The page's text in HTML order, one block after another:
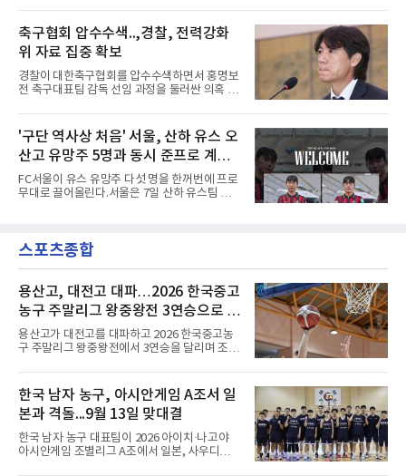
선발로 곧장 투입돼 90분을 소화하며 팀의 3-0
완승에 힘을 보탰다.기록도
리에 힘을 보탰다.김민재는 7일(현지시간) 홍콩
카이탁 스포츠파크에서 열린 애스턴 빌라(잉글
랜드)와의 친선경기에서 전반 37분 0의 균형을
깨는 골을 넣었다. 톰 비쇼프가 왼쪽 측면에서 올
린 프리킥에 묘하게 머리를 갖다 대 방향을 바꾸
며 골 그물을 흔들었다.흐름은 좋았다. 제주전에
서 주장 완장을 차고 30여 분을 소화했던 그는
로키로 교체됐다.분데스리가 최다 우승팀(35회)
뮌헨은 프리시즌 아시아
축구협회 압수수색..,경찰, 전력강화
위 자료 집중 확보
경찰이 대한축구협회를 압수수색하면서 홍명보
전 축구대표팀 감독 선임 과정을 둘러싼 의혹 규
비판이 홍 전 감독에게 집중됐지만 경찰의 시선
은 다른 곳을 향한다. 성적 부진과 별개로 선임
과정에 부당함이 있었는지가 수사의 본류다.7일
연합뉴스 취재를 종합하면 서울경찰청 광역수사
단 금융범죄수사대는 전날 축구협회 사무실 등
을 압수수색해 감독 선임 관련 자료를 다수 확보
했다. 특히 감독 후보를 검토해 이사회에 추천하
독을 1순위 후보로 정하고 검증한 과정, 이사회
의 최종 승인 경위를 살
'구단 역사상 처음' 서울, 산하 유스 오
산고 유망주 5명과 동시 준프로 계
약...ACL2 겨냥
FC서울이 유스 유망주 다섯 명을 한꺼번에 프로
무대로 끌어올린다.서울은 7일 산하 유스팀 서
현·정현웅과 2학년 정하원이 대상이다.오산고의
성적이 배경이 됐다. 올 시즌 백운기 전국 고등학
컵, K리그 U-17 챔피언십을 잇달아 제패했다.시
기도 맞물렸다. 서울은 9월 시작하는 아시아축
구연맹(AFC) 챔피언스리그2(ACL2)를 앞두고 선
수단 깊이를 더하는 동시에 유스 출신에게 국제
무대 경험을 주려 했다.면면도 다양하다. 측면 공
격수 정현웅은 돌파력이
스포츠종합
용산고, 대전고 대파…2026 한국중고
농구 주말리그 왕중왕전 3연승으로 조
1위 16강 진출
용산고가 대전고를 대파하고 2026 한국중고농
구 주말리그 왕중왕전에서 3연승을 달리며 조 1
우슬체육관에서 열린 대회 남고부 B조 예선 3차
전에서 대전고를 상대로 주전 선수들의 고른 활
약을 앞세워 108-33으로 대승을 거뒀다.용산고
는 배대범이 22점, 김민기가 19점, 이승민이 13
점을 올리며 공격을 이끌었다. 경기 초반부터 주
도권을 잡은 용산고는 일찌감치 승기를 굳히며
대전고에 큰 점수 차 승리를 거뒀다.이로써 용산
한국 남자 농구, 아시안게임 A조서 일
본과 격돌...9월 13일 맞대결
한국 남자 농구 대표팀이 2026 아이치·나고야
아시안게임 조별리그 A조에서 일본, 사우디아라